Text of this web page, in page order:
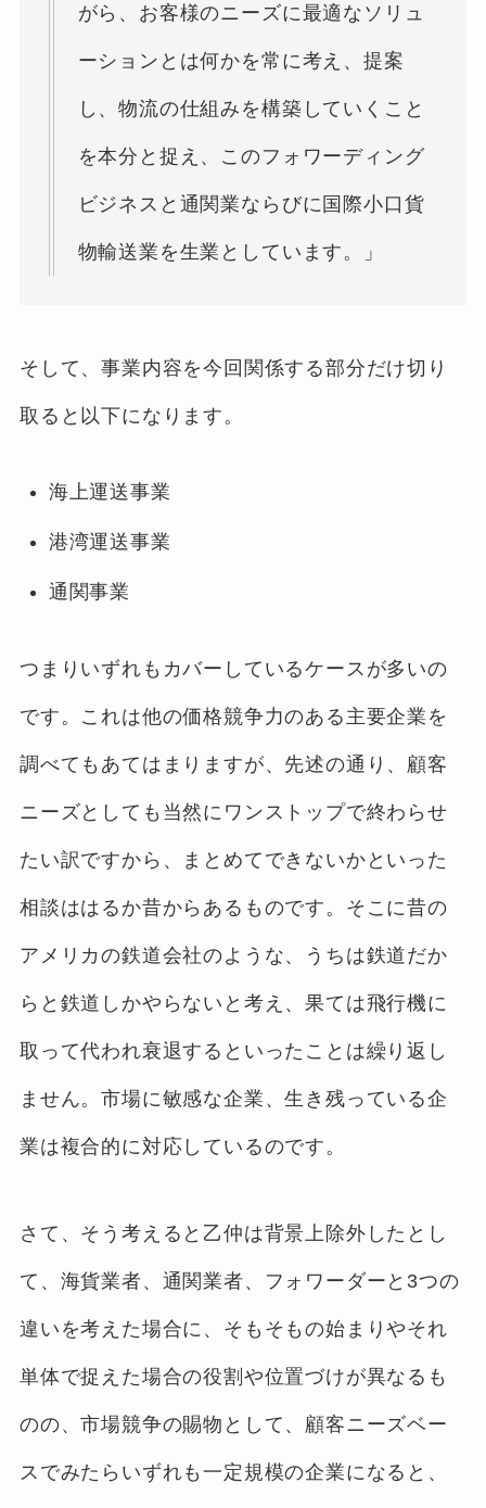
がら、お客様のニーズに最適なソリュ
ーションとは何かを常に考え、提案
し、物流の仕組みを構築していくこと
を本分と捉え、このフォワーディング
ビジネスと通関業ならびに国際小口貨
物輸送業を生業としています。」
そして、事業内容を今回関係する部分だけ切り
取ると以下になります。
海上運送事業
港湾運送事業
通関事業
つまりいずれもカバーしているケースが多いの
です。これは他の価格競争力のある主要企業を
調べてもあてはまりますが、先述の通り、顧客
ニーズとしても当然にワンストップで終わらせ
たい訳ですから、まとめてできないかといった
相談ははるか昔からあるものです。そこに昔の
アメリカの鉄道会社のような、うちは鉄道だか
らと鉄道しかやらないと考え、果ては飛行機に
取って代われ衰退するといったことは繰り返し
ません。市場に敏感な企業、生き残っている企
業は複合的に対応しているのです。
さて、そう考えると乙仲は背景上除外したとし
て、海貨業者、通関業者、フォワーダーと3つの
違いを考えた場合に、そもそもの始まりやそれ
単体で捉えた場合の役割や位置づけが異なるも
のの、市場競争の賜物として、顧客ニーズベー
スでみたらいずれも一定規模の企業になると、